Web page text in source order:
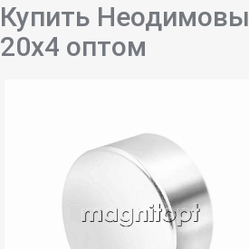
Купить
20х4 оптом